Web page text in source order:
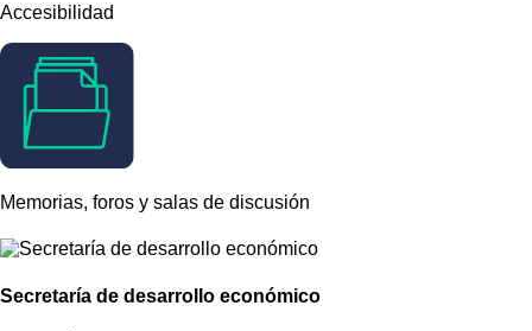
Accesibilidad
Memorias, foros y salas de discusión
Secretaría de desarrollo económico